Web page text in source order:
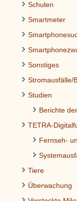
Schulen
Smartmeter
Sonstiges
Stromausfälle/
Studien
Berichte
TETRA-
Fernseh-
Tiere
Überwachung